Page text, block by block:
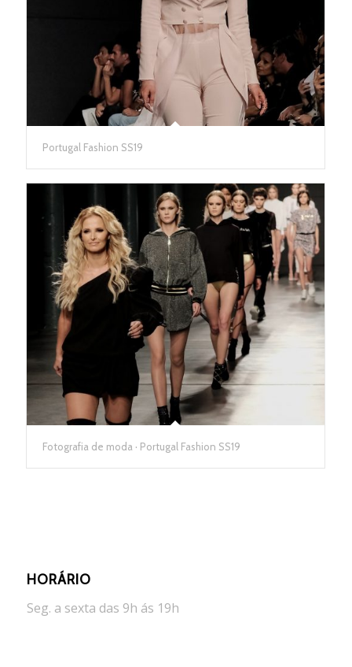
Portugal Fashion SS19
Fotografia de moda · Portugal Fashion SS19
HORÁRIO
Seg. a sexta das 9h ás 19h